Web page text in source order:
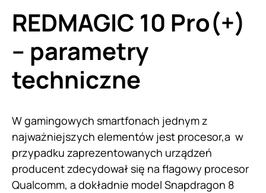
REDMAGIC 10 Pro(+)
– parametry
techniczne
W gamingowych smartfonach jednym z
najważniejszych elementów jest procesor,a w
przypadku zaprezentowanych urządzeń
producent zdecydował się na flagowy procesor
Qualcomm, a dokładnie model Snapdragon 8